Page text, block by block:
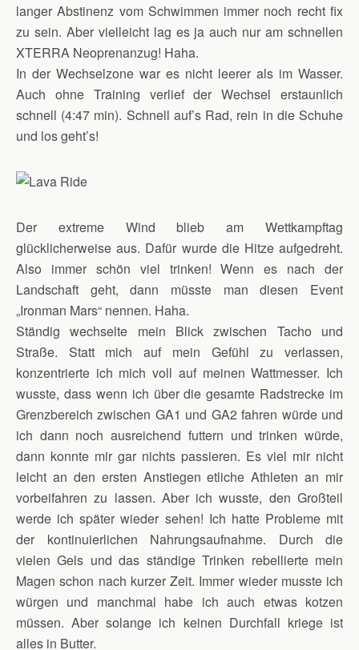
langer Abstinenz vom Schwimmen immer noch recht fix
zu sein. Aber vielleicht lag es ja auch nur am schnellen
XTERRA Neoprenanzug! Haha.
In der Wechselzone war es nicht leerer als im Wasser.
Auch ohne Training verlief der Wechsel erstaunlich
schnell (4:47 min). Schnell auf’s Rad, rein in die Schuhe
und los geht’s!
Der extreme Wind blieb am Wettkampftag
glücklicherweise aus. Dafür wurde die Hitze aufgedreht.
Also immer schön viel trinken! Wenn es nach der
Landschaft geht, dann müsste man diesen Event
„Ironman Mars“ nennen. Haha.
Ständig wechselte mein Blick zwischen Tacho und
Straße. Statt mich auf mein Gefühl zu verlassen,
konzentrierte ich mich voll auf meinen Wattmesser. Ich
wusste, dass wenn ich über die gesamte Radstrecke im
Grenzbereich zwischen GA1 und GA2 fahren würde und
ich dann noch ausreichend futtern und trinken würde,
dann konnte mir gar nichts passieren. Es viel mir nicht
leicht an den ersten Anstiegen etliche Athleten an mir
vorbeifahren zu lassen. Aber ich wusste, den Großteil
werde ich später wieder sehen! Ich hatte Probleme mit
der kontinuierlichen Nahrungsaufnahme. Durch die
vielen Gels und das ständige Trinken rebellierte mein
Magen schon nach kurzer Zeit. Immer wieder musste ich
würgen und manchmal habe ich auch etwas kotzen
müssen. Aber solange ich keinen Durchfall kriege ist
alles in Butter.